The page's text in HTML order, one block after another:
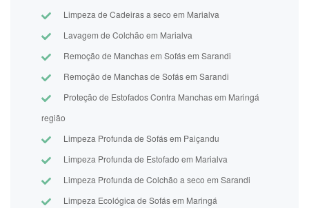
Limpeza de Cadeiras a seco em Marialva
Lavagem de Colchão em Marialva
Remoção de Manchas em Sofás em Sarandi
Remoção de Manchas de Sofás em Sarandi
Proteção de Estofados Contra Manchas em Maringá
região
Limpeza Profunda de Sofás em Paiçandu
Limpeza Profunda de Estofado em Marialva
Limpeza Profunda de Colchão a seco em Sarandi
Limpeza Ecológica de Sofás em Maringá